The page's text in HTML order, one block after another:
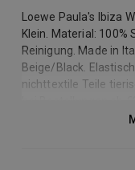
Loewe Paula's Ibiza
Klein. Material: 100%
Reinigung. Made in
Beige/Black.
nichttextile Teile
Brands konzentriert